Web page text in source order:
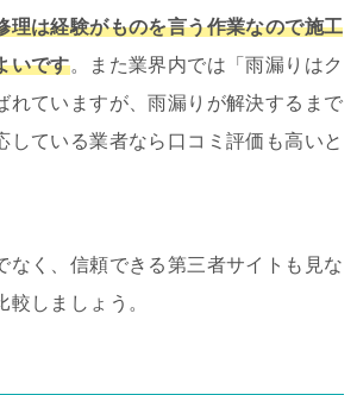
理は経験がものを言う作業なので施工
いです。また業界内では「雨漏りはク
れていますが、雨漏りが解決するまで
している業者なら口コミ評価も高いと
なく、信頼できる第三者サイトも見な
較しましょう。